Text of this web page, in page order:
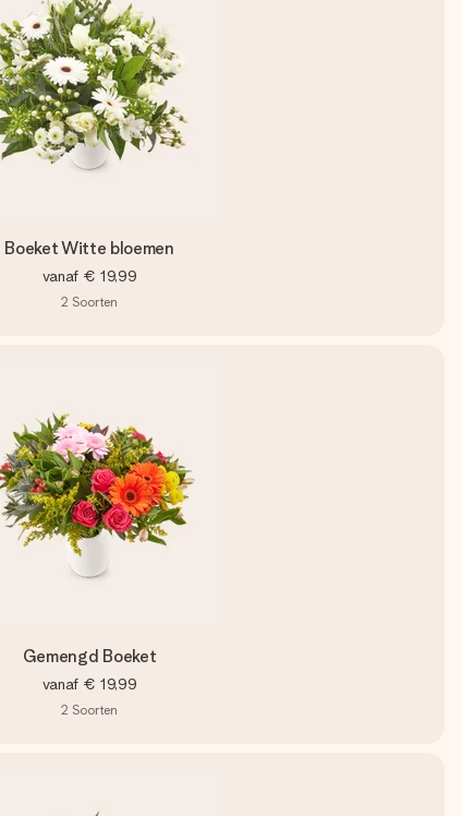
Boeket Witte bloemen
vanaf € 19,99
2 Soorten
Gemengd Boeket
vanaf € 19,99
2 Soorten